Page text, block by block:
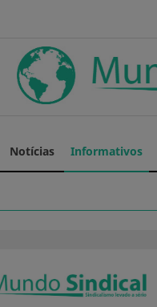
Notícias Informativos